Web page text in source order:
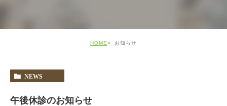
HOME お知らせ
NEWS
午後休診のお知らせ